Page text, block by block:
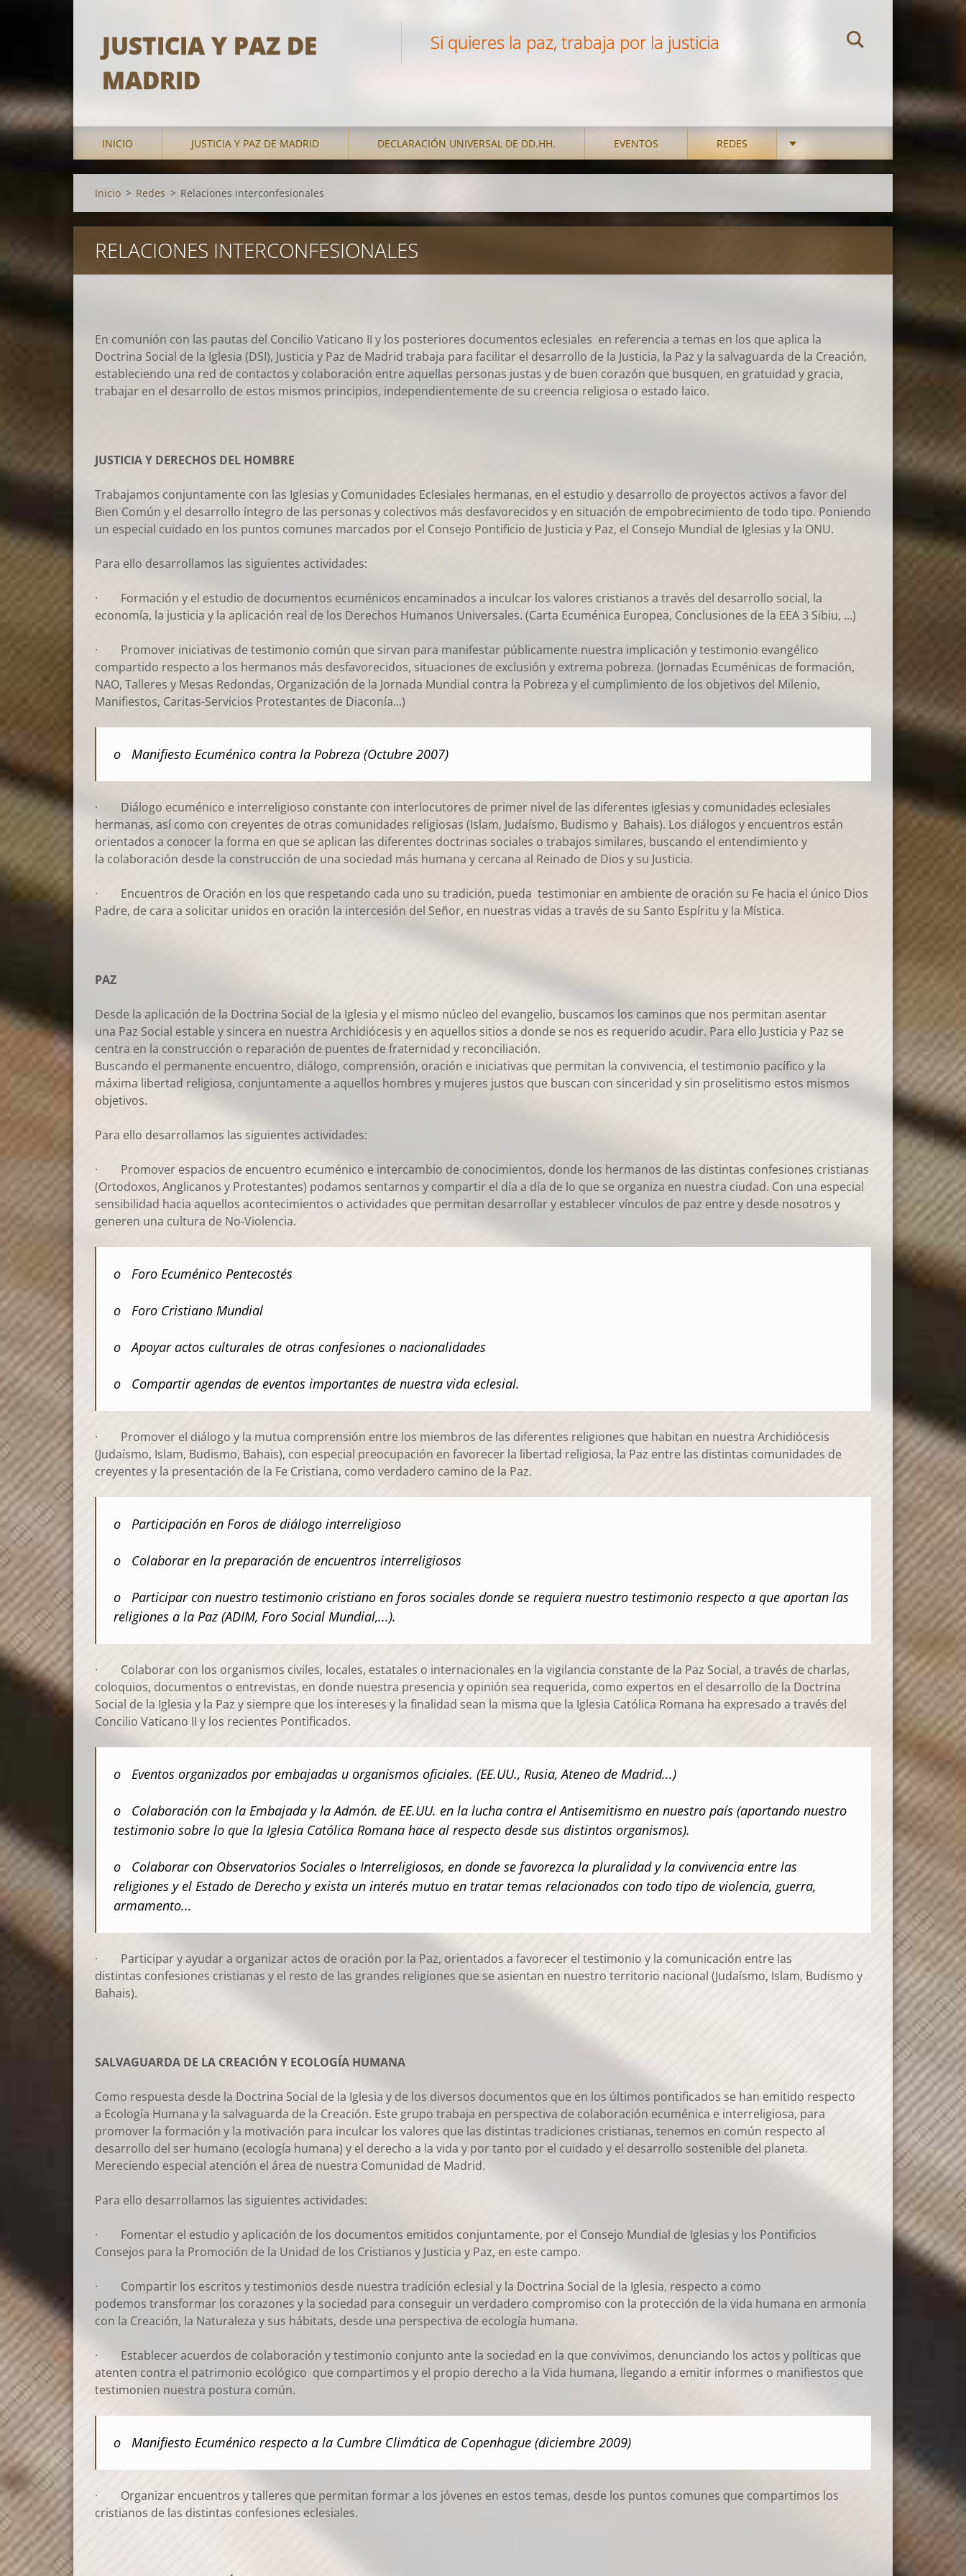
JUSTICIA Y PAZ DE
MADRID
Si quieres la paz, trabaja por la justicia
INICIO JUSTICIA Y PAZ DE MADRID DECLARACIÓN UNIVERSAL DE DD.HH. EVENTOS REDES
Inicio > Redes > Relaciones interconfesionales
RELACIONES INTERCONFESIONALES
En comunión con las pautas del Concilio Vaticano II y los posteriores documentos eclesiales en referencia a temas en los que aplica la
Doctrina Social de la Iglesia (DSI), Justicia y Paz de Madrid trabaja para facilitar el desarrollo de la Justicia, la Paz y la salvaguarda de la Creación,
estableciendo una red de contactos y colaboración entre aquellas personas justas y de buen corazón que busquen, en gratuidad y gracia,
trabajar en el desarrollo de estos mismos principios, independientemente de su creencia religiosa o estado laico.
JUSTICIA Y DERECHOS DEL HOMBRE
Trabajamos conjuntamente con las Iglesias y Comunidades Eclesiales hermanas, en el estudio y desarrollo de proyectos activos a favor del
Bien Común y el desarrollo íntegro de las personas y colectivos más desfavorecidos y en situación de empobrecimiento de todo tipo. Poniendo
un especial cuidado en los puntos comunes marcados por el Consejo Pontificio de Justicia y Paz, el Consejo Mundial de Iglesias y la ONU.
Para ello desarrollamos las siguientes actividades:
· Formación y el estudio de documentos ecuménicos encaminados a inculcar los valores cristianos a través del desarrollo social, la
economía, la justicia y la aplicación real de los Derechos Humanos Universales. (Carta Ecuménica Europea, Conclusiones de la EEA 3 Sibiu, ...)
· Promover iniciativas de testimonio común que sirvan para manifestar públicamente nuestra implicación y testimonio evangélico
compartido respecto a los hermanos más desfavorecidos, situaciones de exclusión y extrema pobreza. (Jornadas Ecuménicas de formación,
NAO, Talleres y Mesas Redondas, Organización de la Jornada Mundial contra la Pobreza y el cumplimiento de los objetivos del Milenio,
Manifiestos, Caritas-Servicios Protestantes de Diaconía...)
o Manifiesto Ecuménico contra la Pobreza (Octubre 2007)
· Diálogo ecuménico e interreligioso constante con interlocutores de primer nivel de las diferentes iglesias y comunidades eclesiales
hermanas, así como con creyentes de otras comunidades religiosas (Islam, Judaísmo, Budismo y Bahais). Los diálogos y encuentros están
orientados a conocer la forma en que se aplican las diferentes doctrinas sociales o trabajos similares, buscando el entendimiento y
la colaboración desde la construcción de una sociedad más humana y cercana al Reinado de Dios y su Justicia.
· Encuentros de Oración en los que respetando cada uno su tradición, pueda testimoniar en ambiente de oración su Fe hacia el único Dios
Padre, de cara a solicitar unidos en oración la intercesión del Señor, en nuestras vidas a través de su Santo Espíritu y la Mística.
PAZ
Desde la aplicación de la Doctrina Social de la Iglesia y el mismo núcleo del evangelio, buscamos los caminos que nos permitan asentar
una Paz Social estable y sincera en nuestra Archidiócesis y en aquellos sitios a donde se nos es requerido acudir. Para ello Justicia y Paz se
centra en la construcción o reparación de puentes de fraternidad y reconciliación.
Buscando el permanente encuentro, diálogo, comprensión, oración e iniciativas que permitan la convivencia, el testimonio pacífico y la
máxima libertad religiosa, conjuntamente a aquellos hombres y mujeres justos que buscan con sinceridad y sin proselitismo estos mismos
objetivos.
Para ello desarrollamos las siguientes actividades:
· Promover espacios de encuentro ecuménico e intercambio de conocimientos, donde los hermanos de las distintas confesiones cristianas
(Ortodoxos, Anglicanos y Protestantes) podamos sentarnos y compartir el día a día de lo que se organiza en nuestra ciudad. Con una especial
sensibilidad hacia aquellos acontecimientos o actividades que permitan desarrollar y establecer vínculos de paz entre y desde nosotros y
generen una cultura de No-Violencia.
o Foro Ecuménico Pentecostés
o Foro Cristiano Mundial
o Apoyar actos culturales de otras confesiones o nacionalidades
o Compartir agendas de eventos importantes de nuestra vida eclesial.
· Promover el diálogo y la mutua comprensión entre los miembros de las diferentes religiones que habitan en nuestra Archidiócesis
(Judaísmo, Islam, Budismo, Bahais), con especial preocupación en favorecer la libertad religiosa, la Paz entre las distintas comunidades de
creyentes y la presentación de la Fe Cristiana, como verdadero camino de la Paz.
o Participación en Foros de diálogo interreligioso
o Colaborar en la preparación de encuentros interreligiosos
o Participar con nuestro testimonio cristiano en foros sociales donde se requiera nuestro testimonio respecto a que aportan las
religiones a la Paz (ADIM, Foro Social Mundial,...).
· Colaborar con los organismos civiles, locales, estatales o internacionales en la vigilancia constante de la Paz Social, a través de charlas,
coloquios, documentos o entrevistas, en donde nuestra presencia y opinión sea requerida, como expertos en el desarrollo de la Doctrina
Social de la Iglesia y la Paz y siempre que los intereses y la finalidad sean la misma que la Iglesia Católica Romana ha expresado a través del
Concilio Vaticano II y los recientes Pontificados.
o Eventos organizados por embajadas u organismos oficiales. (EE.UU., Rusia, Ateneo de Madrid...)
o Colaboración con la Embajada y la Admón. de EE.UU. en la lucha contra el Antisemitismo en nuestro país (aportando nuestro
testimonio sobre lo que la Iglesia Católica Romana hace al respecto desde sus distintos organismos).
o Colaborar con Observatorios Sociales o Interreligiosos, en donde se favorezca la pluralidad y la convivencia entre las
religiones y el Estado de Derecho y exista un interés mutuo en tratar temas relacionados con todo tipo de violencia, guerra,
armamento...
· Participar y ayudar a organizar actos de oración por la Paz, orientados a favorecer el testimonio y la comunicación entre las
distintas confesiones cristianas y el resto de las grandes religiones que se asientan en nuestro territorio nacional (Judaísmo, Islam, Budismo y
Bahais).
SALVAGUARDA DE LA CREACIÓN Y ECOLOGÍA HUMANA
Como respuesta desde la Doctrina Social de la Iglesia y de los diversos documentos que en los últimos pontificados se han emitido respecto
a Ecología Humana y la salvaguarda de la Creación. Este grupo trabaja en perspectiva de colaboración ecuménica e interreligiosa, para
promover la formación y la motivación para inculcar los valores que las distintas tradiciones cristianas, tenemos en común respecto al
desarrollo del ser humano (ecología humana) y el derecho a la vida y por tanto por el cuidado y el desarrollo sostenible del planeta.
Mereciendo especial atención el área de nuestra Comunidad de Madrid.
Para ello desarrollamos las siguientes actividades:
· Fomentar el estudio y aplicación de los documentos emitidos conjuntamente, por el Consejo Mundial de Iglesias y los Pontificios
Consejos para la Promoción de la Unidad de los Cristianos y Justicia y Paz, en este campo.
· Compartir los escritos y testimonios desde nuestra tradición eclesial y la Doctrina Social de la Iglesia, respecto a como
podemos transformar los corazones y la sociedad para conseguir un verdadero compromiso con la protección de la vida humana en armonía
con la Creación, la Naturaleza y sus hábitats, desde una perspectiva de ecología humana.
· Establecer acuerdos de colaboración y testimonio conjunto ante la sociedad en la que convivimos, denunciando los actos y políticas que
atenten contra el patrimonio ecológico que compartimos y el propio derecho a la Vida humana, llegando a emitir informes o manifiestos que
testimonien nuestra postura común.
o Manifiesto Ecuménico respecto a la Cumbre Climática de Copenhague (diciembre 2009)
· Organizar encuentros y talleres que permitan formar a los jóvenes en estos temas, desde los puntos comunes que compartimos los
cristianos de las distintas confesiones eclesiales.